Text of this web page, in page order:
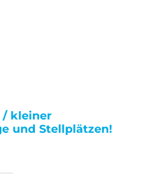
/ kleiner
und Stellplätzen!